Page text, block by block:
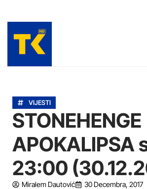
VIJESTI
STONEHENGE
APOKALIPSA
23:00
Miralem Dautović 30 Decembra, 2017